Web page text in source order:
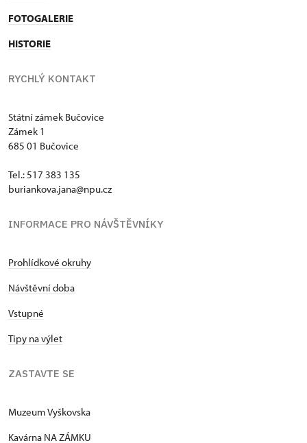
FOTOGALERIE
HISTORIE
RYCHLÝ KONTAKT
Státní zámek Bučovice
Zámek 1
685 01 Bučovice
Tel.: 517 383 135
buriankova.jana@npu.cz
INFORMACE PRO NÁVŠTĚVNÍKY
Prohlídkové okruhy
Návštěvní doba
Vstupné
Tipy na výlet
ZASTAVTE SE
Muzeum Vyškovska
Kavárna NA ZÁMKU